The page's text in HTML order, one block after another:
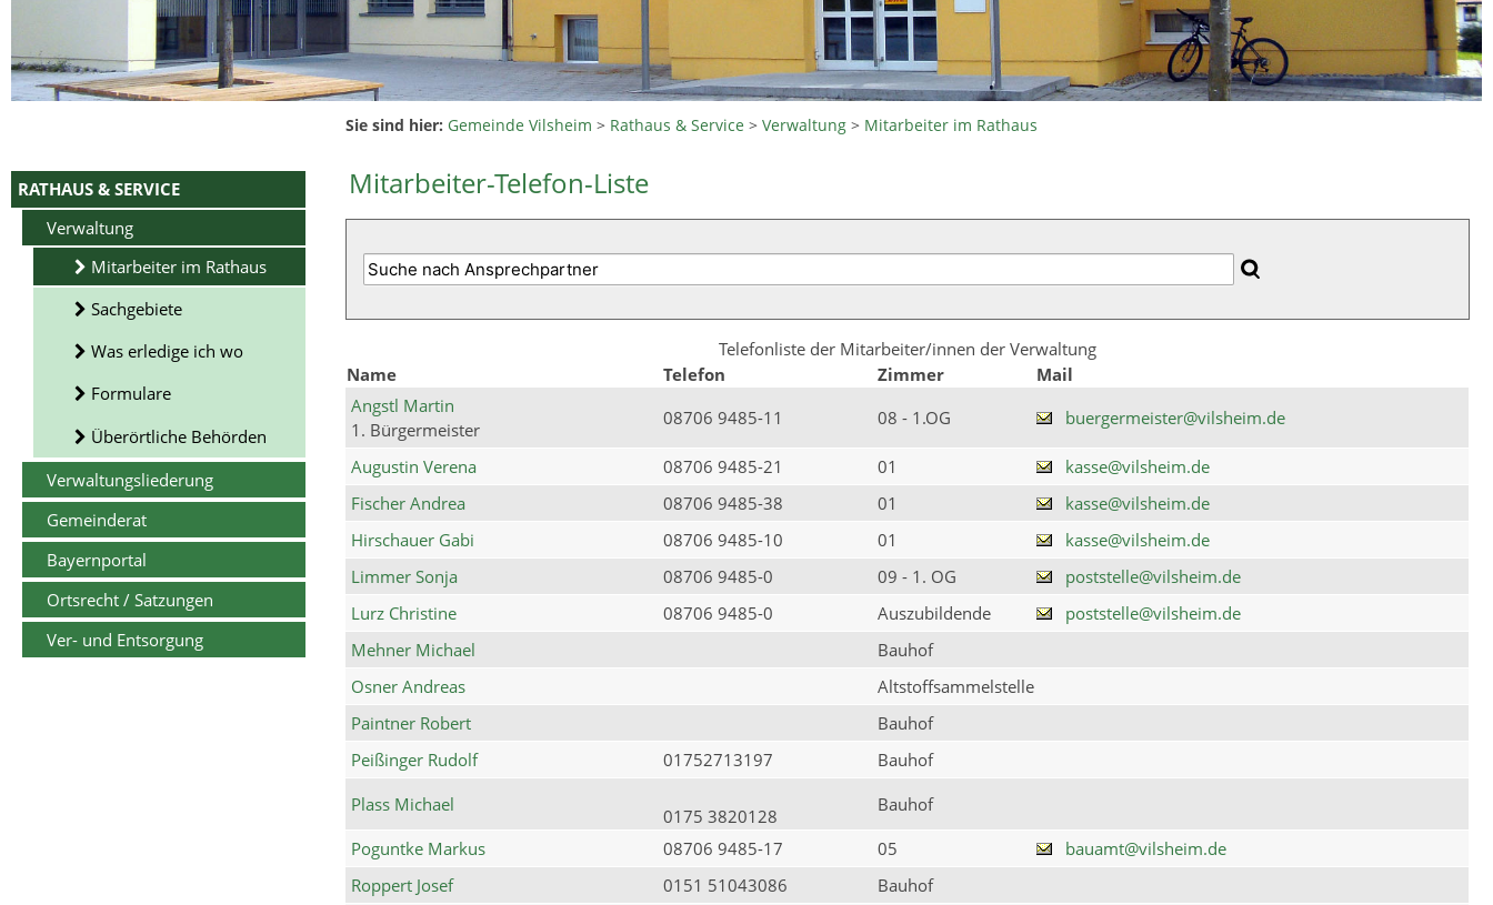
RATHAUS & SERVICE
Verwaltung
Mitarbeiter im Rathaus
Sachgebiete
Was erledige ich wo
Formulare
Überörtliche Behörden
Verwaltungsliederung
Gemeinderat
Bayernportal
Ortsrecht / Satzungen
Ver- und Entsorgung
Sie sind hier: Gemeinde Vilsheim > Rathaus & Service >Verwaltung > Mitarbeiter im Rathaus
Mitarbeiter-Telefon-Liste
Telefonliste der Mitarbeiter/innen der Verwaltung
Name
Telefon Zimmer
Mail
Angstl Martin
1. Bürgermeister
08706 9485-11 08 - 1.OG buergermeister@vilsheim.de
Augustin Verena 08706 9485-21 01
kasse@vilsheim.de
Fischer Andrea
08706 9485-38 01
kasse@vilsheim.de
Hirschauer Gabi
08706 9485-10 01
kasse@vilsheim.de
Limmer Sonja
08706 9485-0 09 - 1. OG
poststelle@vilsheim.de
Lurz Christine
08706 9485-0 Auszubildende
poststelle@vilsheim.de
Mehner Michael
Bauhof
Osner Andreas
Altstoffsammelstelle
Paintner Robert
Bauhof
Peißinger Rudolf
01752713197
Bauhof
Plass Michael
0175 3820128
Bauhof
Poguntke Markus
08706 9485-17 05
bauamt@vilsheim.de
Roppert Josef
0151 51043086
Bauhof